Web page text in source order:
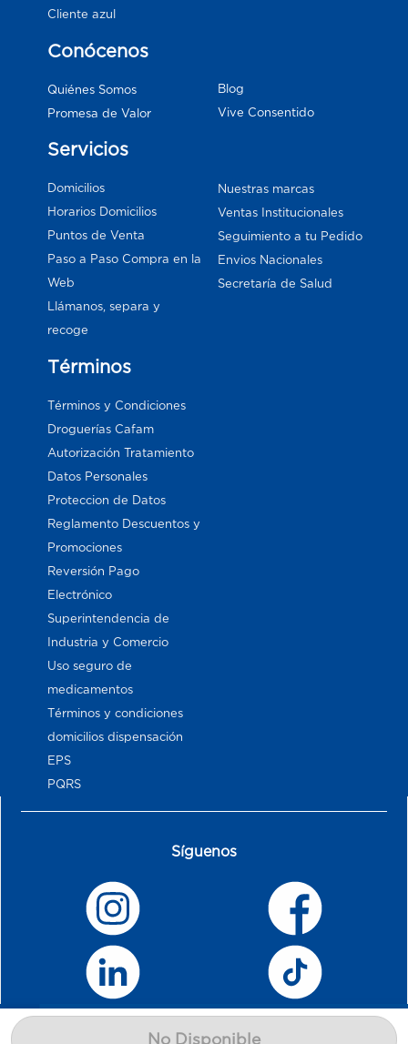
No Disponible
Cliente azul
Conócenos
Quiénes Somos
Promesa de Valor
Blog
Vive Consentido
Servicios
Domicilios
Horarios Domicilios
Puntos de Venta
Paso a Paso Compra en la
Web
Llámanos, separa y
recoge
Nuestras marcas
Ventas Institucionales
Seguimiento a tu Pedido
Envios Nacionales
Secretaría de Salud
Términos
Términos y Condiciones
Droguerías Cafam
Autorización Tratamiento
Datos Personales
Proteccion de Datos
Reglamento Descuentos y
Promociones
Reversión Pago
Electrónico
Superintendencia de
Industria y Comercio
Uso seguro de
medicamentos
Términos y condiciones
domicilios dispensación
EPS
PQRS
Síguenos